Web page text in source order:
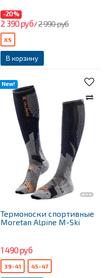
-20%
2 390 руб/2 990 руб
В корзину
XS
New!
Термоноски спортивные
Moretan Alpine M-Ski
1 490 руб
39-41 45-47